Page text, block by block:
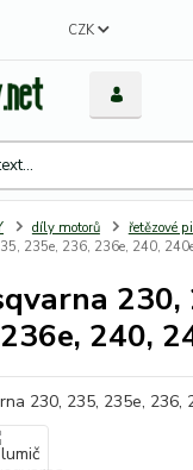
CZK
díly motorů řetězové
235e, 236, 236e, 240,
230,
240,